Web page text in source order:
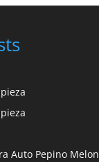
Auto Pepino Melon